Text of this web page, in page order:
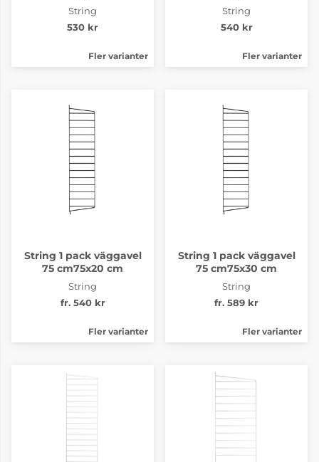
String
530 kr
Fler varianter
String
540 kr
Fler varianter
String 1 pack väggavel
75 cm75x20 cm
String
fr. 540 kr
Fler varianter
String 1 pack väggavel
75 cm75x30 cm
String
fr. 589 kr
Fler varianter